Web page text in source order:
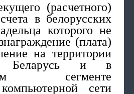
(расчетного)
в белорусских
которого не
(плата)
на территории
Беларусь и в
сегменте
сети